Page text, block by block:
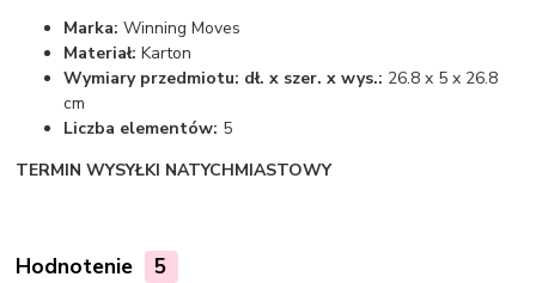
Marka: Winning Moves
Materiał: Karton
Wymiary przedmiotu: dł. x szer. x wys.: 26.8 x 5 x 26.8
cm
Liczba elementów: 5
TERMIN WYSYŁKI NATYCHMIASTOWY
Hodnotenie 5